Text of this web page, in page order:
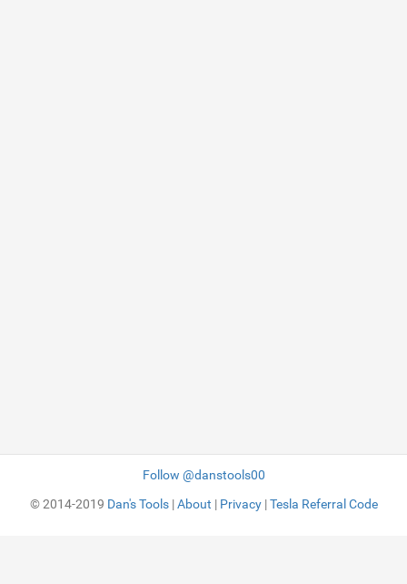
Follow @danstools00
© 2014-2019 Dan's Tools|About | Privacy|Tesla Referral Code